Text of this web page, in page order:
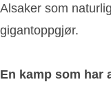
Alsaker som
gigantoppgjør.
En kamp som har